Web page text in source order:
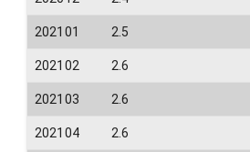
202101 2.5
202102 2.6
202103 2.6
202104 2.6